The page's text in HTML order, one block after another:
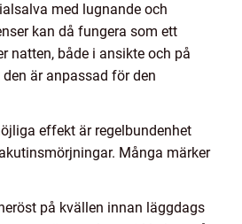
med lugnande och
kan då fungera som ett
natten, både i ansikte och på
är anpassad för den
effekt är regelbundenhet
Många märker
på kvällen innan läggdags